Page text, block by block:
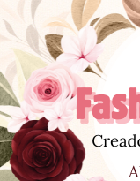
al
contenido